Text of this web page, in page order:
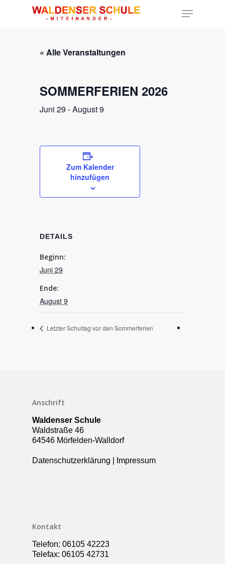
« Alle Veranstaltungen
SOMMERFERIEN 2026
Juni 29 -August 9
Zum Kalender
hinzufügen
DETAILS
Beginn:
Juni 29
Ende:
August 9
Letzter Schultag vor den Sommerferien
Anschrift
Waldenser Schule
Waldstraße 46
64546 Mörfelden-Walldorf
Datenschutzerklärung Impressum
Kontakt
Telefon: 06105 42223
Telefax: 06105 42731
Kollegium